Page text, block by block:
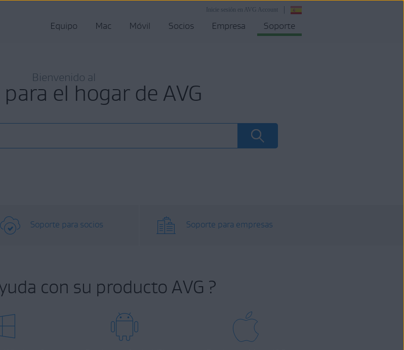
Inicie sesión en AVG Account
Equipo Mac Móvil Socios Empresa Soporte
Bienvenido al
el hogar de AVG
Soporte para socios Soporte para empresas
con su producto AVG ?